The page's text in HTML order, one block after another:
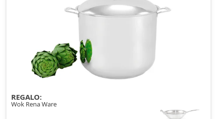
REGALO:
Wok Rena Ware